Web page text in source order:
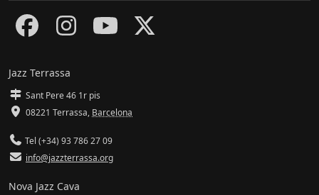
Jazz Terrassa
Sant Pere 46 1r pis
08221 Terrassa, Barcelona
Tel (+34) 93 786 27 09
info@jazzterrassa.org
Nova Jazz Cava